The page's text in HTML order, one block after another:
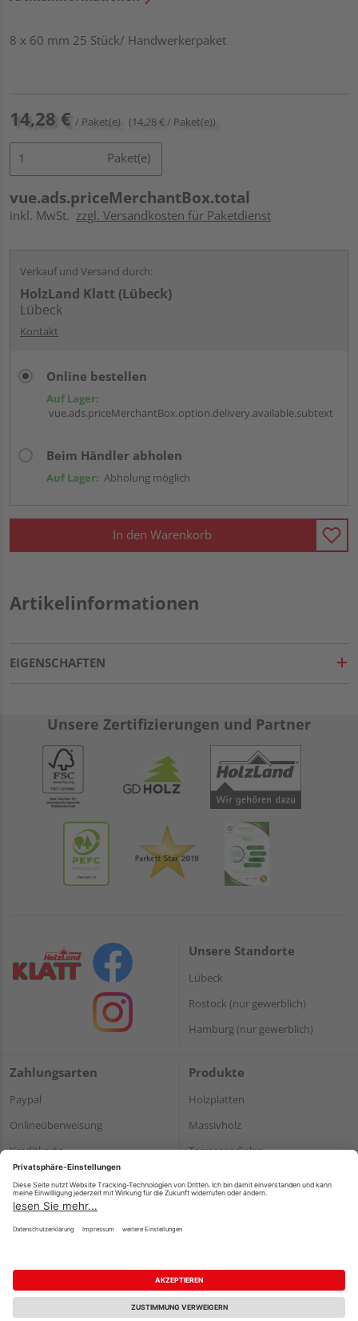
8 x 60 mm 25 Stück/ Handwerkerpaket
14,28 € / Paket(e) (14,28 € / Paket(e))
Paket(e)
vue.ads.priceMerchantBox.total
inkl. MwSt. zzgl. Versandkosten für Paketdienst
Verkauf und Versand durch:
HolzLand Klatt (Lübeck)
Lübeck
Kontakt
Online bestellen
Auf Lager:
vue.ads.priceMerchantBox.option.delivery.available.subtext
Beim Händler abholen
Auf Lager: Abholung möglich
In den Warenkorb
Artikelinformationen
EIGENSCHAFTEN
Unsere Zertifizierungen und Partner
Unsere Standorte
Lübeck
Rostock (nur gewerblich)
Hamburg (nur gewerblich)
Zahlungsarten
Paypal
Onlineüberweisung
Kreditkarte
*Bonität vorausgesetzt
Produkte
Holzplatten
Massivholz
Terrassendielen
Impressum Datenschutz AGB
Barrierefreiheitserklärung
Vertrag widerrufen